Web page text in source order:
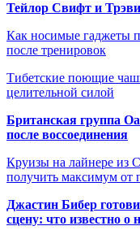
Тейлор Свифт и
Как носимые гаджеты
после тренировок
Тибетские поющие
целительной силой
Британская группа
после воссоединения
Круизы на лайнере из
получить максимум от
Джастин Бибер
сцену: что известно о